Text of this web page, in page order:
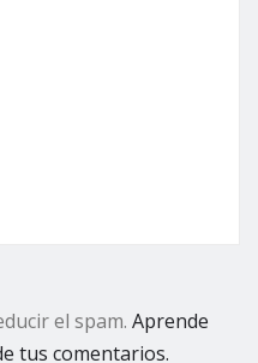
el spam. Aprende
tus comentarios.